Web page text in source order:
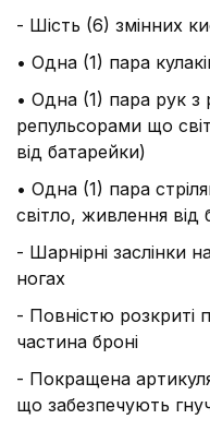
- Шість (6) змінних
• Одна (1) пара
• Одна (1) пара рук з
репульсорами що
від батарейки)
• Одна (1) пара
світло, живлення від
- Шарнірні заслінки
ногах
- Повністю розкриті
частина броні
- Покращена
що забезпечують